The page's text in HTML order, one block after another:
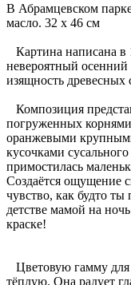
В Абрамцевском
масло. 32 x 46 см
Картина написана в
невероятный осенний
изящность древесных
Композиция
погруженных
оранжевыми
кусочками
примостилась
Создаётся ощущение
чувство, как будто ты
детстве мамой на
краске!
Цветовую гамму
тёплую. Она радует